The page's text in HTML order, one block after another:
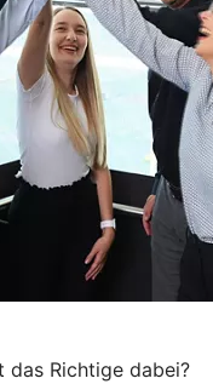
das Richtige dabei?